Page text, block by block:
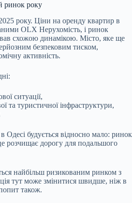
ринок року
року. Ціни на оренду квартир в
OLX Нерухомість, і ринок
схожою динамікою. Місто, яке ще
безпековим тиском,
активність.
ситуації,
та туристичної інфраструктури,
будується відносно мало: ринок
розчищає дорогу для подальшого
найбільш ризикованим ринком з
тут може змінитися швидше, ніж в
також.